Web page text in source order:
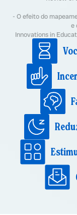
- O efeito do
e
Innovations in